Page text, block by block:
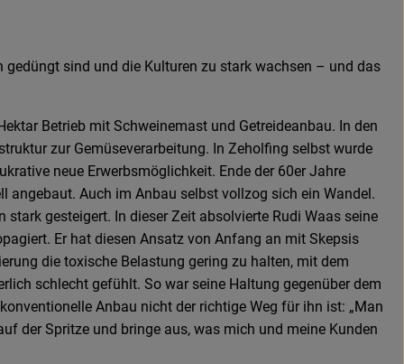
gedüngt sind und die Kulturen zu stark wachsen – und das
Betrieb mit Schweinemast und Getreideanbau. In den
zur Gemüseverarbeitung. In Zeholfing selbst wurde
neue Erwerbsmöglichkeit. Ende der 60er Jahre
angebaut. Auch im Anbau selbst vollzog sich ein Wandel.
gesteigert. In dieser Zeit absolvierte Rudi Waas seine
Er hat diesen Ansatz von Anfang an mit Skepsis
die toxische Belastung gering zu halten, mit dem
schlecht gefühlt. So war seine Haltung gegenüber dem
Anbau nicht der richtige Weg für ihn ist: „Man
der Spritze und bringe aus, was mich und meine Kunden